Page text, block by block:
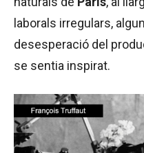
laborals irregulars,
desesperació del
se sentia inspirat.